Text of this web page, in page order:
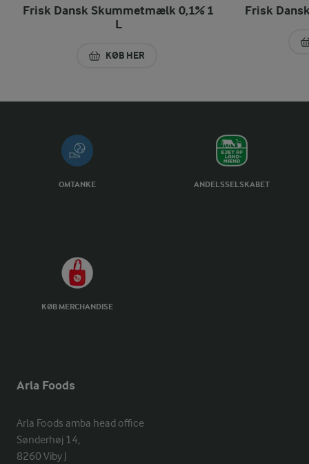
Frisk Dansk Skummetmælk 0,1% 1
L
KØB HER
FRISK DANSK SKUMMETMÆLK 0,1% 1 L
Frisk
OMTANKE ANDELSSELSKABET
KØB MERCHANDISE
Arla Foods
Arla Foods amba head office
Sønderhøj 14,
8260 Viby J